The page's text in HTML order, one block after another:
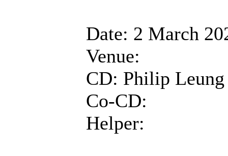
Date: 2 March
Venue:
CD: Philip Leung
Co-CD:
Helper: